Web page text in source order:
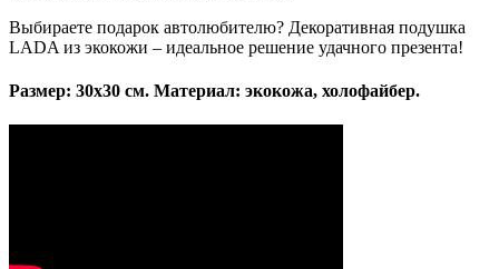
Выбираете подарок автолюбителю? Декоративная подушка
LADA из экокожи – идеальное решение удачного презента!
Размер: 30х30 см. Материал: экокожа, холофайбер.